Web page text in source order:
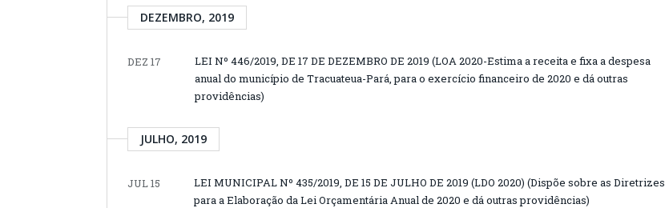
DEZEMBRO, 2019
DEZ 17
LEI Nº 446/2019, DE 17 DE DEZEMBRO DE 2019 (LOA 2020-Estima a receita e fixa a despesa
anual do município de Tracuateua-Pará, para o exercício financeiro de 2020 e dá outras
providências)
JULHO, 2019
JUL 15
LEI MUNICIPAL Nº 435/2019, DE 15 DE JULHO DE 2019 (LDO 2020) (Dispõe sobre as Diretrizes
para a Elaboração da Lei Orçamentária Anual de 2020 e dá outras providências)